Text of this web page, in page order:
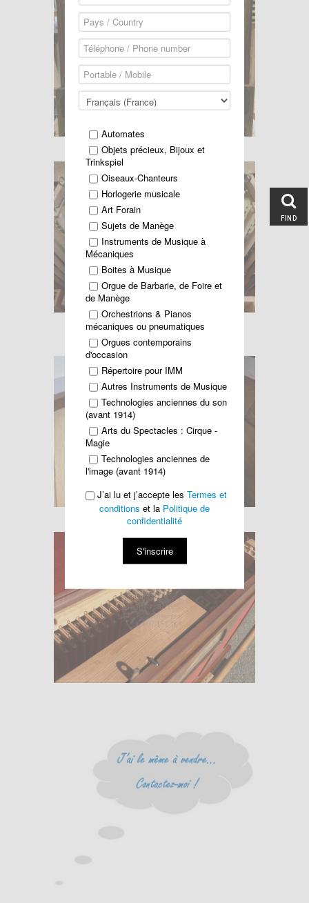
Automates
Objets précieux, Bijoux et
Trinkspiel
Oiseaux-Chanteurs
Horlogerie musicale
Art Forain
Sujets de Manège
Instruments de Musique à
Mécaniques
Boites à Musique
Orgue de Barbarie, de Foire et
de Manège
Orchestrions & Pianos
mécaniques ou pneumatiques
Orgues contemporains
d'occasion
Répertoire pour IMM
Autres Instruments de Musique
Technologies anciennes du son
(avant 1914)
Arts du Spectacles : Cirque -
Magie
Technologies anciennes de
l'image (avant 1914)
J’ai lu et j’accepte les Termes et
conditions et la Politique de
confidentialité
S'inscrire
FIND